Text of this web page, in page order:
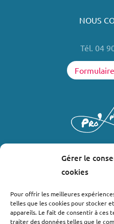
Gérer le
cookies
Pour offrir les meilleures
telles que les cookies pour stocker
appareils. Le fait de consentir à ces
traiter des données telles que le
NOUS
Tél. 04
Où